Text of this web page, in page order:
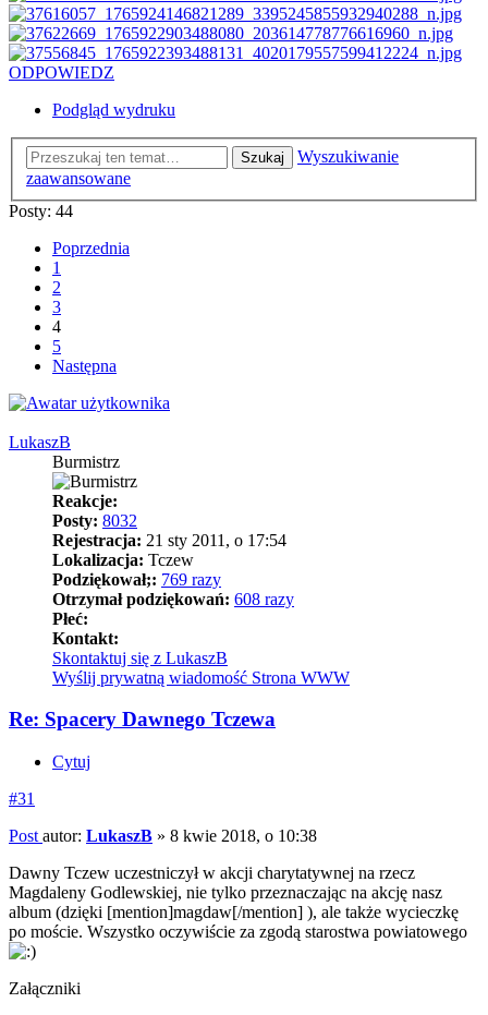
ODPOWIEDZ
Podgląd wydruku
Szukaj
Wyszukiwanie
zaawansowane
Posty: 44
Poprzednia
1
2
3
4
5
Następna
LukaszB
Burmistrz
Reakcje:
Posty: 8032
Rejestracja: 21 sty 2011, o 17:54
Lokalizacja: Tczew
Podziękował;: 769 razy
Otrzymał podziękowań: 608 razy
Płeć:
Kontakt:
Skontaktuj się z LukaszB
Wyślij prywatną wiadomość Strona WWW
Re: Spacery Dawnego Tczewa
Cytuj
#31
Post autor: LukaszB » 8 kwie 2018, o 10:38
Dawny Tczew uczestniczył w akcji charytatywnej na rzecz
Magdaleny Godlewskiej, nie tylko przeznaczając na akcję nasz
album (dzięki [mention]magdaw[/mention] ), ale także wycieczkę
po moście. Wszystko oczywiście za zgodą starostwa powiatowego
Załączniki